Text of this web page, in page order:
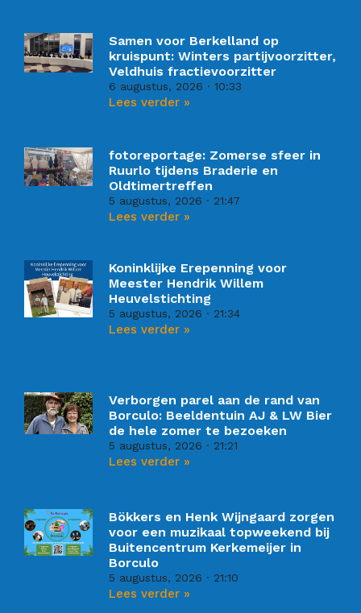
Samen voor Berkelland op
kruispunt: Winters partijvoorzitter,
Veldhuis fractievoorzitter
6 augustus, 2026 10:33
Lees verder »
fotoreportage: Zomerse sfeer in
Ruurlo tijdens Braderie en
Oldtimertreffen
5 augustus, 2026 21:47
Lees verder »
Koninklijke Erepenning voor
Meester Hendrik Willem
Heuvelstichting
5 augustus, 2026 21:34
Lees verder »
Verborgen parel aan de rand van
Borculo: Beeldentuin AJ & LW Bier
de hele zomer te bezoeken
5 augustus, 2026 21:21
Lees verder »
Bökkers en Henk Wijngaard zorgen
voor een muzikaal topweekend bij
Buitencentrum Kerkemeijer in
Borculo
5 augustus, 2026 21:10
Lees verder »